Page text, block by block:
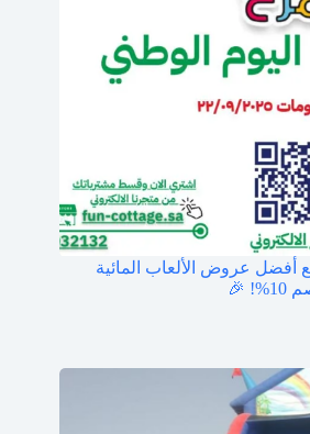
أفضل عروض الألعاب المائية
🎉